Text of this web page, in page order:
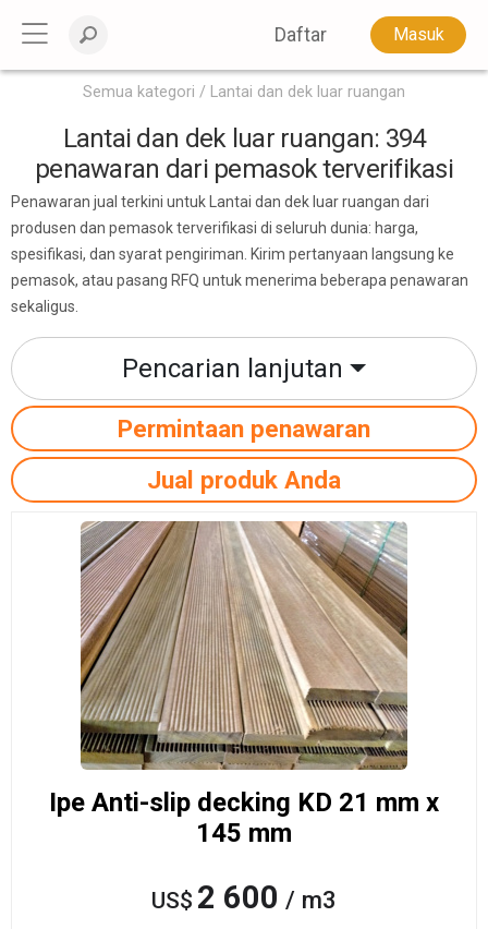
Daftar Masuk
Semua kategori Lantai dan dek luar ruangan
Lantai dan dek luar ruangan: 394
penawaran dari pemasok terverifikasi
Penawaran jual terkini untuk Lantai dan dek luar ruangan dari
produsen dan pemasok terverifikasi di seluruh dunia: harga,
spesifikasi, dan syarat pengiriman. Kirim pertanyaan langsung ke
pemasok, atau pasang RFQ untuk menerima beberapa penawaran
sekaligus.
Pencarian lanjutan
Permintaan penawaran
Jual produk Anda
Ipe Anti-slip decking KD 21 mm x
145 mm
US$ 2 600 / m3